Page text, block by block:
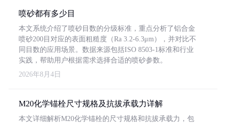
喷砂都有多少目
本文系统介绍了喷砂目数的分级标准，重点分析了铝合金
喷砂200目对应的表面粗糙度（Ra 3.2-6.3μm），并对比不
同目数的应用场景。数据来源包括ISO 8503-1标准和行业
实践，帮助用户根据需求选择合适的喷砂参数。
2026年8月4日
M20化学锚栓尺寸规格及抗拔承载力详解
本文详细解析M20化学锚栓的尺寸规格和抗拔承载力，包